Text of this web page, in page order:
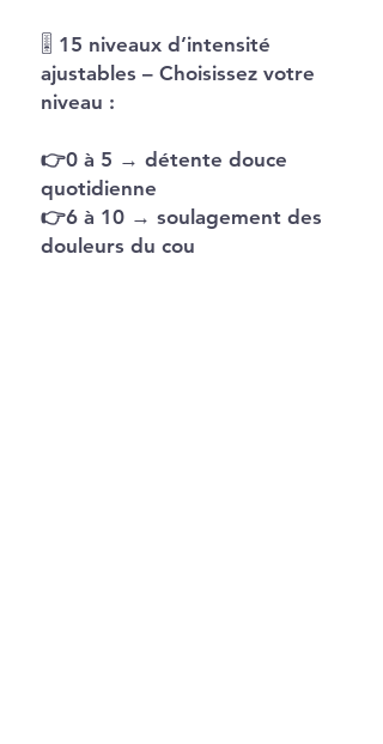
🎚️ 15 niveaux d’intensité
ajustables – Choisissez votre
niveau :
👉0 à 5 → détente douce
quotidienne
👉6 à 10 → soulagement des
douleurs du cou